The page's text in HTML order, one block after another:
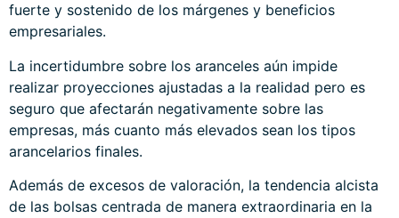
fuerte y sostenido de los márgenes y beneficios
empresariales.
La incertidumbre sobre los aranceles aún impide
realizar proyecciones ajustadas a la realidad pero es
seguro que afectarán negativamente sobre las
empresas, más cuanto más elevados sean los tipos
arancelarios finales.
Además de excesos de valoración, la tendencia alcista
de las bolsas centrada de manera extraordinaria en la